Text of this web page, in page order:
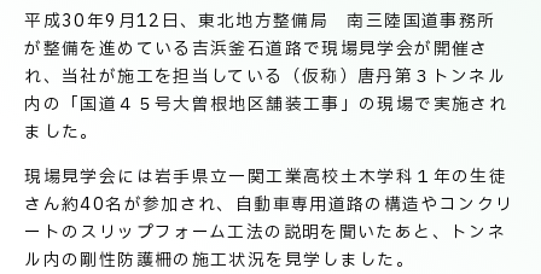
サステナビリティ
ネットワーク
電子公告
OUR WORKS
施工事例
TECHNICAL INFORMATION
技術情報
PRODUCT INFORMATION
平成30年9月12日、東北地方整備局 南三陸国道事務所
が整備を進めている吉浜釜石道路で現場見学会が開催さ
れ、当社が施工を担当している（仮称）唐丹第３トンネル
内の「国道４５号大曽根地区舗装工事」の現場で実施され
ました。
現場見学会には岩手県立一関工業高校土木学科１年の生徒
さん約40名が参加され、自動車専用道路の構造やコンクリ
ートのスリップフォーム工法の説明を聞いたあと、トンネ
ル内の剛性防護柵の施工状況を見学しました。